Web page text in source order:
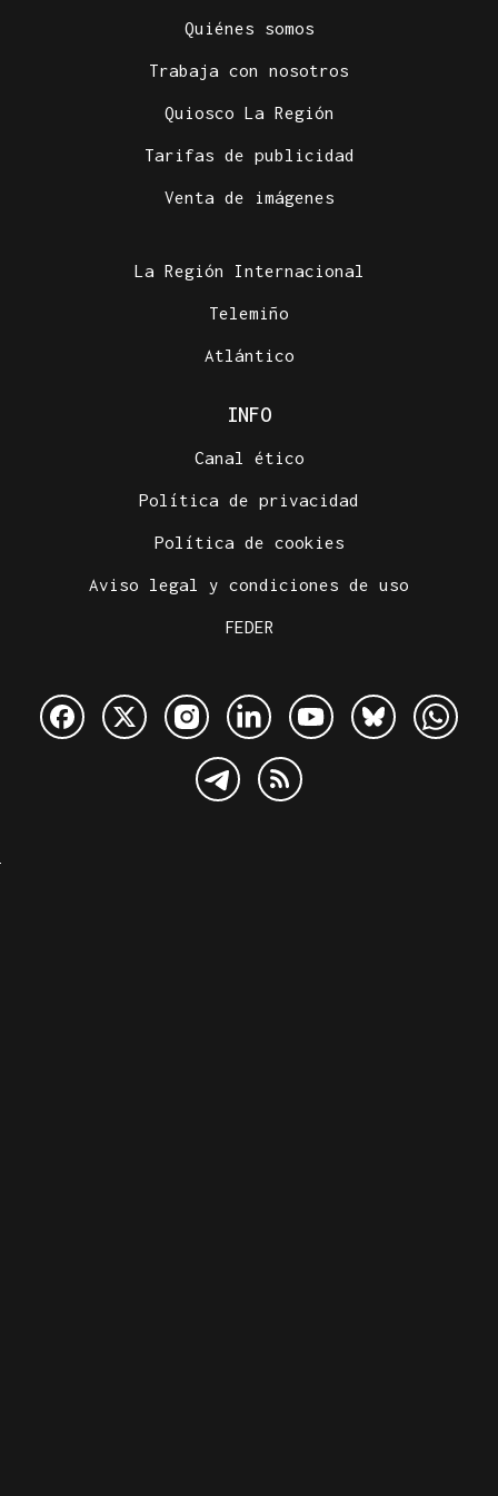
Quiénes somos
Trabaja con nosotros
Quiosco La Región
Tarifas de publicidad
Venta de imágenes
La Región Internacional
Telemiño
Atlántico
INFO
Canal ético
Política de privacidad
Política de cookies
Aviso legal y condiciones de uso
FEDER